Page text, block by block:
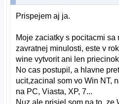
Prispejem aj ja.
Moje zaciatky s pocitacmi sa
zavratnej minulosti, este v
wine vytvorit ani len
No cas postupil, a hlavne
ucit,zacinal som vo Win NT,
na PC, Viasta, XP, 7...
Nuz ale prisiel som na to, ze